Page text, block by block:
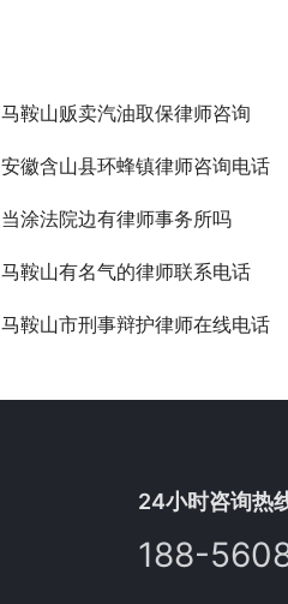
马鞍山贩卖汽油取保律师咨询
安徽含山县环蜂镇律师咨询电话
当涂法院边有律师事务所吗
马鞍山有名气的律师联系电话
马鞍山市刑事辩护律师在线电话
24小时咨询热
188-